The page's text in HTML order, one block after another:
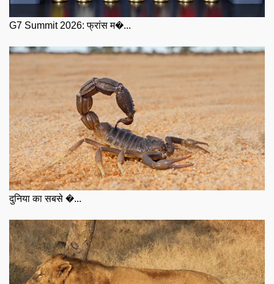
G7 Summit 2026: फ्रांस म�...
दुनिया का सबसे �...